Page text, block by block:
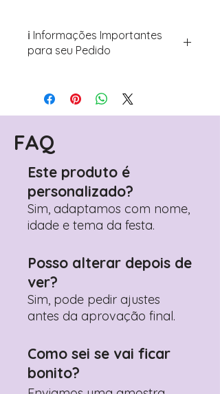
ℹ️ Informações Importantes
para seu Pedido
Avance para a página de checkout
(próximo passo após o carrinho)
Encontre o campo de "Notas do
Pedido"
Adicione ali todos os detalhes de
Prefere fazer seu pedido pelo
WhatsApp? Clique aqui para nos
contactar: +351 960 119 353
FAQ
Este produto é
personalizado?
Sim, adaptamos com nome,
idade e tema da festa.
Posso alterar depois de
ver?
Sim, pode pedir ajustes
antes da aprovação final.
Como sei se vai ficar
bonito?